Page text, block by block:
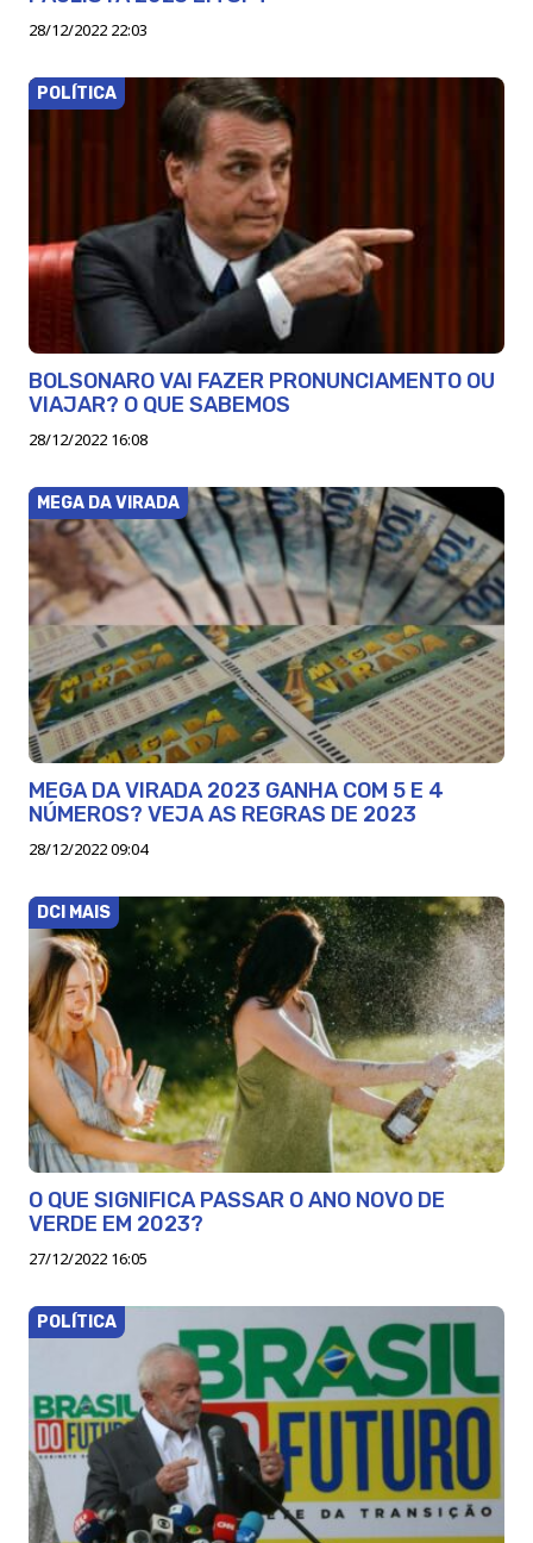
28/12/2022 22:03
POLÍTICA
BOLSONARO VAI FAZER PRONUNCIAMENTO OU
VIAJAR? O QUE SABEMOS
28/12/2022 16:08
MEGA DA VIRADA
MEGA DA VIRADA 2023 GANHA COM 5 E 4
NÚMEROS? VEJA AS REGRAS DE 2023
28/12/2022 09:04
DCI MAIS
O QUE SIGNIFICA PASSAR O ANO NOVO DE
VERDE EM 2023?
27/12/2022 16:05
POLÍTICA